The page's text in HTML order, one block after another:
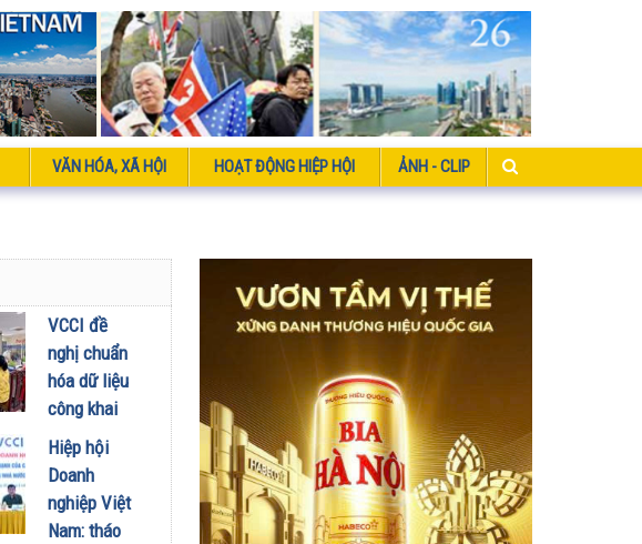
VĂN HÓA, XÃ HỘI HOẠT ĐỘNG HIỆP HỘI ẢNH - CLIP
VCCI đề
nghị chuẩn
hóa dữ liệu
công khai
người nộp
thuế: minh
bạch gắn
với bảo vệ
Hiệp hội
Doanh
nghiệp Việt
Nam: tháo